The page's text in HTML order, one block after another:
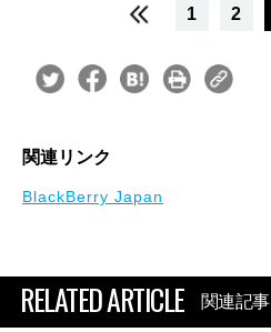
1 2
関連リンク
BlackBerry Japan
RELATED ARTICLE 関連記事